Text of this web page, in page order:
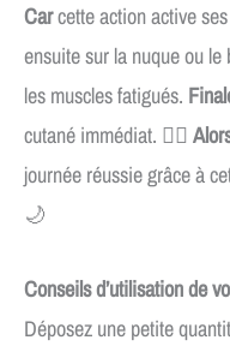
Carcette action active
ensuite sur la nuque ou
les muscles fatigués.
cutané immédiat. 🧘‍♂️
journée réussie grâce à
🌙
Conseils d’utilisation de
Déposez une petite